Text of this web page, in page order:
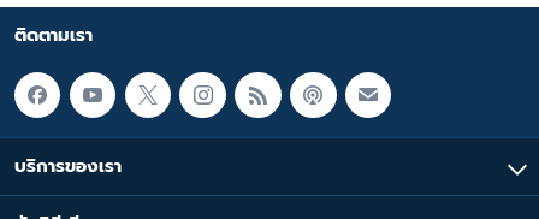
ติดตามเรา
บริการของเรา